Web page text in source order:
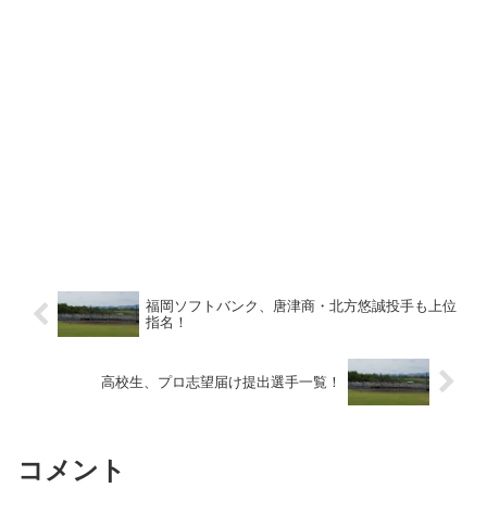
福岡ソフトバンク、唐津商・北方悠誠投手も上位
指名！
高校生、プロ志望届け提出選手一覧！
コメント